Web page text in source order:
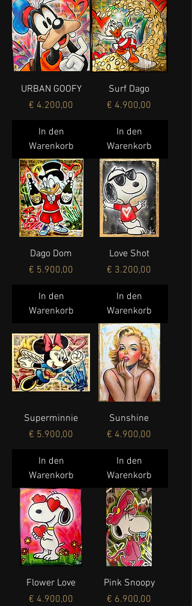
URBAN GOOFY
Preis
€ 4.200,00
In den
Warenkorb
Surf Dago
Preis
€ 4.900,00
In den
Warenkorb
Dago Dom
Preis
€ 5.900,00
In den
Warenkorb
Love Shot
Preis
€ 3.200,00
In den
Warenkorb
Superminnie
Preis
€ 5.900,00
In den
Warenkorb
Sunshine
Preis
€ 4.900,00
In den
Warenkorb
Flower Love
Preis
€ 4.900,00
Pink Snoopy
Preis
€ 6.900,00